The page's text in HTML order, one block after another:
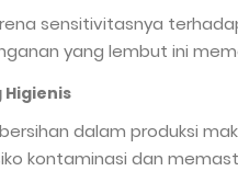
sensitivitasnya
yang lembut ini
Higienis
dalam produksi
kontaminasi dan